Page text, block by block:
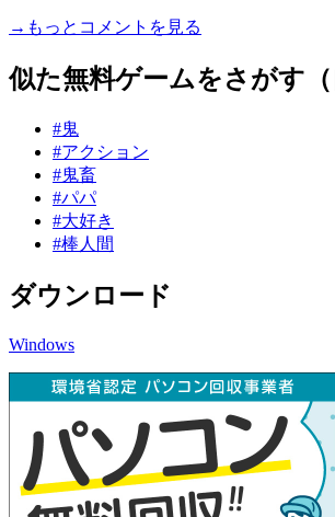
→もっとコメントを見る
似た無料ゲームをさがす（
#鬼
#アクション
#鬼畜
#パパ
#大好き
#棒人間
ダウンロード
Windows